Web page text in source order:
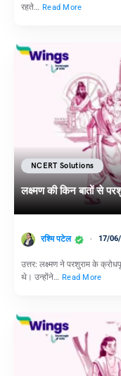
रहते… Read More
NCERT Solutions
लक्ष्मण की किन बातों से
रश्मि पटेल 17/
उत्तर: लक्ष्मण ने परशुराम के
थे। उन्होंने… Read More